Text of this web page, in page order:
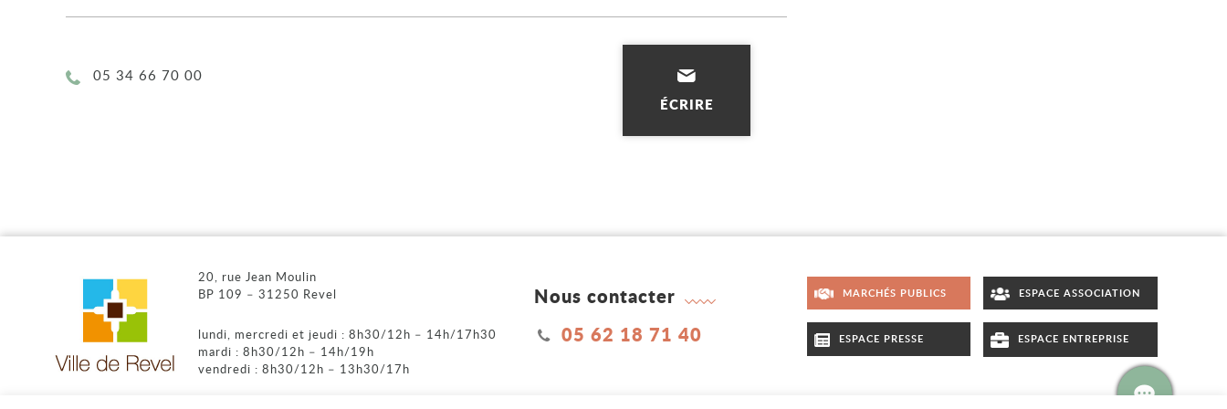
Téléphone :
05 34 66 70 00
ÉCRIRE
20, rue Jean Moulin
BP 109 – 31250 Revel
lundi, mercredi et jeudi : 8h30/12h – 14h/17h30
mardi : 8h30/12h – 14h/19h
vendredi : 8h30/12h – 13h30/17h
Nous contacter
05 62 18 71 40
MARCHÉS PUBLICS ESPACE ASSOCIATION
ESPACE PRESSE ESPACE ENTREPRISE